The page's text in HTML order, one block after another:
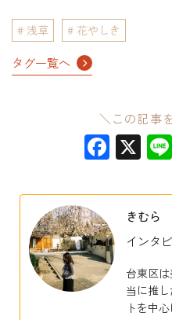
浅草 花やしき
タグ一覧へ
＼この記事
X
きむら
インタ
台東区
当に推
トを中